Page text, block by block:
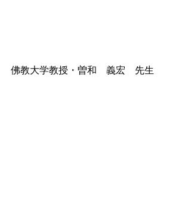
佛教大学教授・曽和　義宏　先生